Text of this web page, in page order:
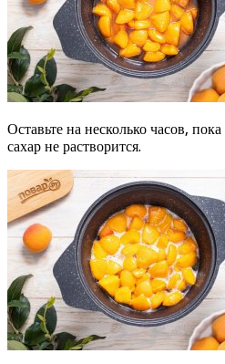
Оставьте на несколько часов,
сахар не растворится.